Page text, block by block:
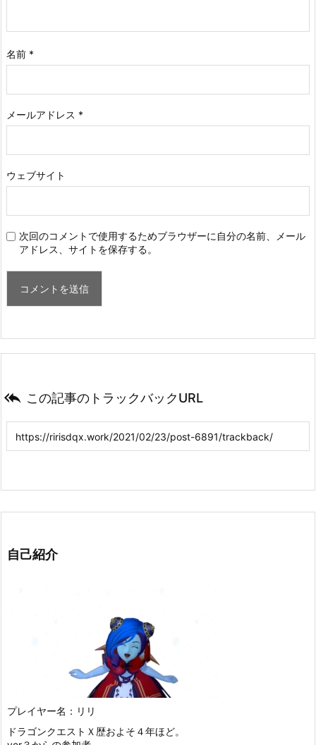
名前 *
メールアドレス *
ウェブサイト
次回のコメントで使用するためブラウザーに自分の名前、メール
アドレス、サイトを保存する。
 この記事のトラックバックURL
自己紹介
プレイヤー名：リリ
ドラゴンクエストＸ歴およそ４年ほど。